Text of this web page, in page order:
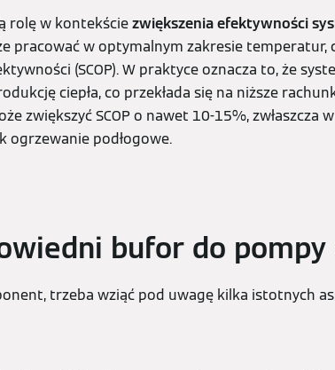
rolę w kontekściezwiększenia efektywności
pracować w optymalnym zakresie temperatur,
(SCOP). W praktyce oznacza to, że
ciepła, co przekłada się na niższe
zwiększyć SCOP o nawet 10-15%, zwłaszcza
ogrzewanie podłogowe.
bufor do pompy
trzeba wziąć pod uwagę kilka istotnych